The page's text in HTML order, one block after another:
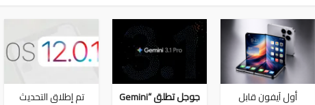
أول آيفون قابل جوجل تطلق “Gemini تم إطلاق التحديث